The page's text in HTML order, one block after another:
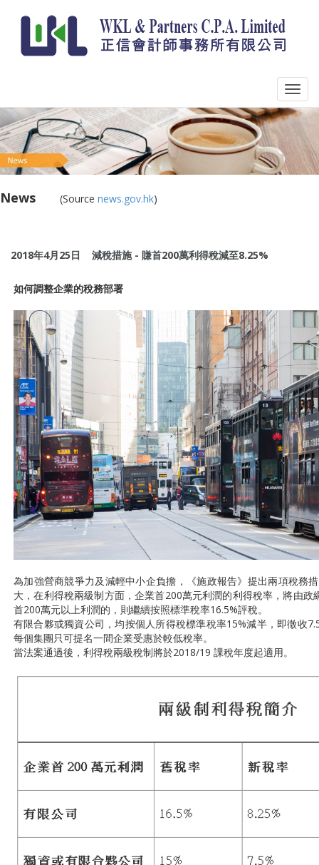
News (Source news.gov.hk)
2018年4月25日 減稅措施 - 賺首200萬利得稅減至8.25%
如何調整企業的稅務部署
為加強營商競爭力及減輕中小企負擔，《施政報告》提出兩項稅務
大，在利得稅兩級制方面，企業首200萬元利潤的利得稅率，將由
首200萬元以上利潤的，則繼續按照標準稅率16.5%評稅。
有限合夥或獨資公司，均按個人所得稅標準稅率15%減半，即徵收
每個集團只可提名一間企業受惠於較低稅率。
當法案通過後，利得稅兩級稅制將於2018/19 課稅年度起適用。